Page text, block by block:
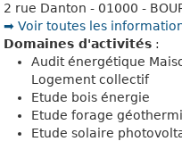
2 rue Danton - 01000 -
➡️ Voir toutes les
Domaines d'activités :
Audit énergétique
Logement collectif
Etude bois énergie
Etude forage
Etude solaire